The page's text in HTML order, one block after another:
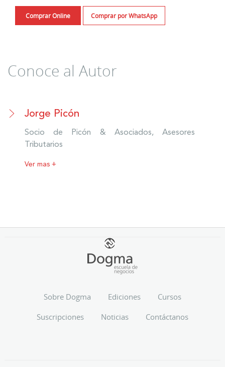
Comprar Online Comprar por WhatsApp
Conoce al Autor
Jorge Picón
Socio de Picón & Asociados, Asesores
Tributarios
Ver mas +
Sobre Dogma Ediciones
Cursos
Suscripciones
Noticias Contáctanos